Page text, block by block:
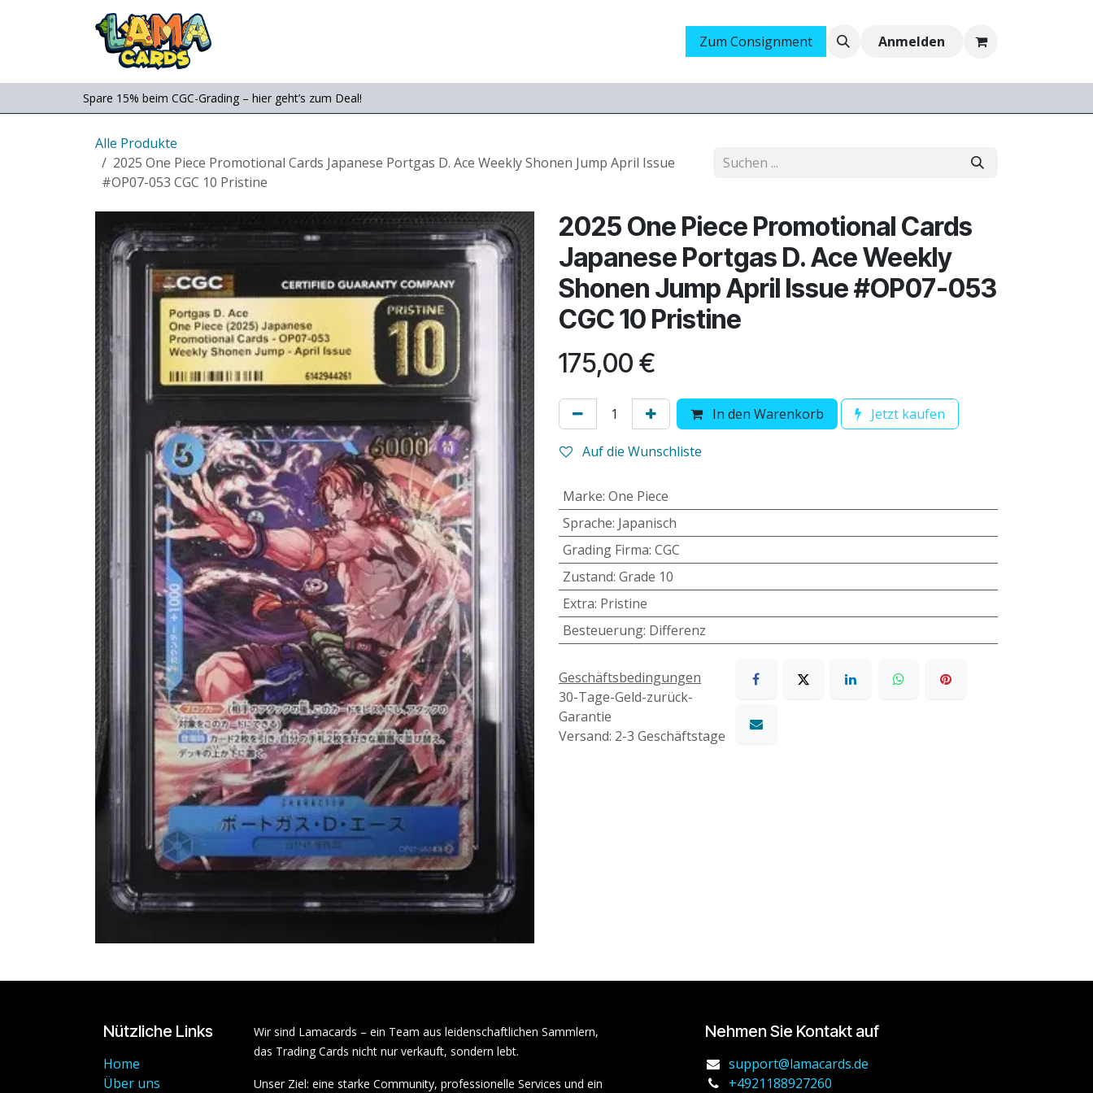
Zum Inhalt springen
Messen Ankauf Jobs
Zum Consignment Anmelden
Spare 15% beim CGC-Grading – hier geht’s zum Deal!
Alle Produkte
2025 One Piece Promotional Cards Japanese Portgas D. Ace Weekly Shonen Jump April Issue
#OP07-053 CGC 10 Pristine
2025 One Piece Promotional Cards
Japanese Portgas D. Ace Weekly
Shonen Jump April Issue #OP07-053
CGC 10 Pristine
175,00 €
In den Warenkorb Jetzt kaufen
Auf die Wunschliste
Marke: One Piece
Sprache: Japanisch
Grading Firma: CGC
Zustand: Grade 10
Extra: Pristine
Besteuerung: Differenz
Geschäftsbedingungen
30-Tage-Geld-zurück-
Garantie
Versand: 2-3 Geschäftstage
Nützliche Links
Home
Über uns
Nehmen Sie Kontakt auf
support@lamacards.de
+4921188927260
Wir sind Lamacards – ein Team aus leidenschaftlichen Sammlern,
das Trading Cards nicht nur verkauft, sondern lebt.
Unser Ziel: eine starke Community, professionelle Services und ein